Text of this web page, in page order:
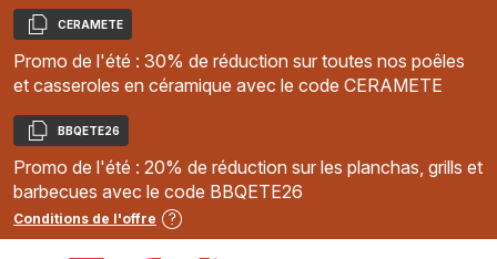
Copier
CERAMETE
Promo de l'été : 30% de réduction sur toutes nos poêles
et casseroles en céramique avec le code CERAMETE
Copier
BBQETE26
Promo de l'été : 20% de réduction sur les planchas, grills et
barbecues avec le code BBQETE26
Conditions de l'offre